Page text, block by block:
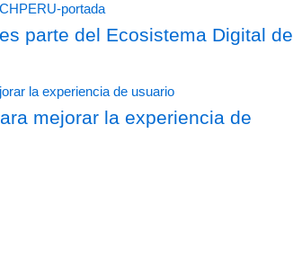
parte del Ecosistema Digital de
mejorar la experiencia de